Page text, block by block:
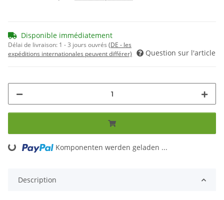
Disponible immédiatement
Délai de livraison: 1 - 3 jours ouvrés (DE - les
expéditions internationales peuvent différer)
Question sur l'article
Loading... Komponenten werden geladen ...
Description